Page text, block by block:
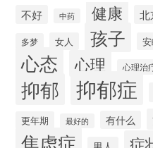
不好 中药 健康 北
多梦 女人 孩子
心态 心理 心理治
抑郁 抑郁症
更年期
最好的 有什么
焦虑症 症